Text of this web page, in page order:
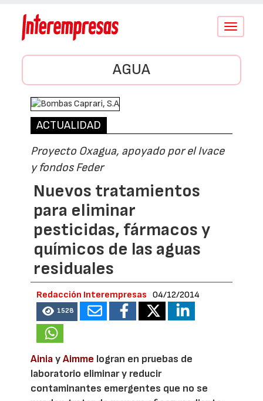
Conmutar
AGUA
ACTUALIDAD
Proyecto Oxagua, apoyado por el Ivace
y fondos Feder
Nuevos tratamientos
para eliminar
pesticidas, fármacos y
químicos de las aguas
residuales
Redacción Interempresas 04/12/2014
1528
AiniayAimme logran en pruebas de
laboratorio eliminar y reducir
contaminantes emergentes que no se